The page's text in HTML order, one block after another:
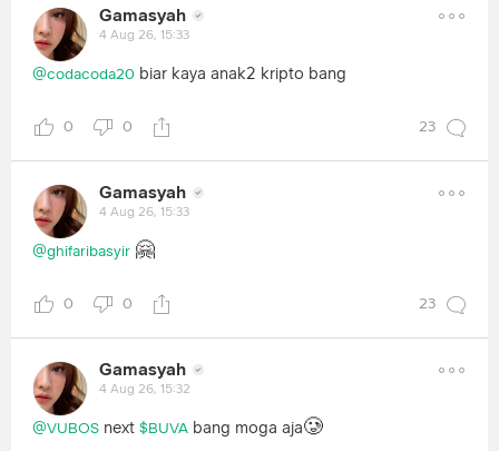
Gamasyah
4 Aug 26, 15:33
@codacoda20 biar kaya anak2 kripto bang
0 0 23
Gamasyah
4 Aug 26, 15:33
@ghifaribasyir 🤗
0 0 23
Gamasyah
4 Aug 26, 15:32
@VUBOS next $BUVA bang moga aja🥲